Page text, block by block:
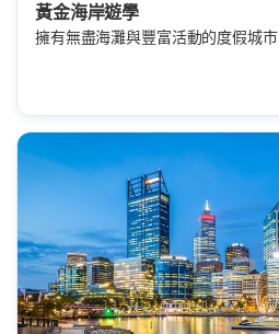
黃金海岸遊學
擁有無盡海灘與豐富活動的度假城市